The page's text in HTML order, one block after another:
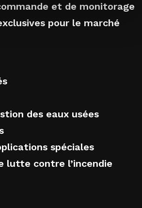
et de monitorage
pour le marché
des eaux usées
spéciales
lutte contre l’incendie